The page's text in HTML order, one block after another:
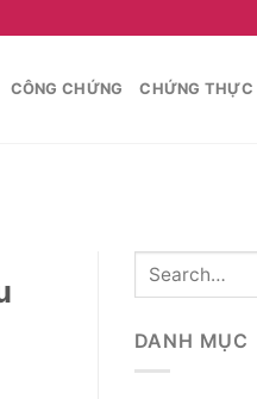
CÔNG CHỨNG CHỨNG THỰC
DANH MỤC